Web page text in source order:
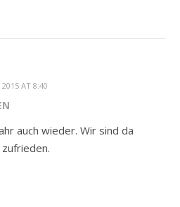
2015 AT 8:40
auch wieder. Wir sind da